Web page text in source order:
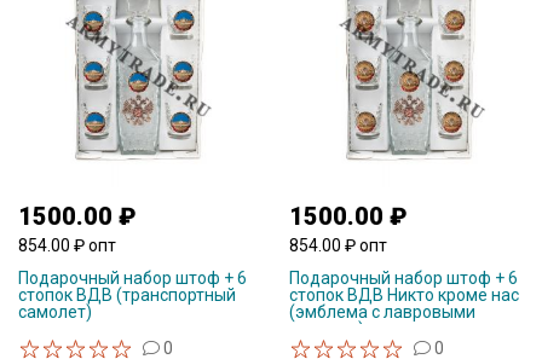
1500.00 ₽
854.00 ₽ опт
Подарочный набор штоф + 6
стопок ВДВ (транспортный
самолет)
0
1500.00 ₽
854.00 ₽ опт
Подарочный набор штоф + 6
стопок ВДВ Никто кроме нас
(эмблема с лавровыми
ветвями)
0